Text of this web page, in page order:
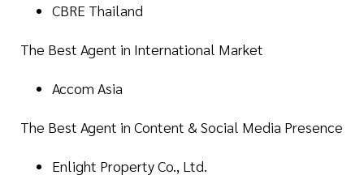
CBRE Thailand
The Best Agent in International Market
Accom Asia
The Best Agent in Content & Social Media Presence
Enlight Property Co., Ltd.